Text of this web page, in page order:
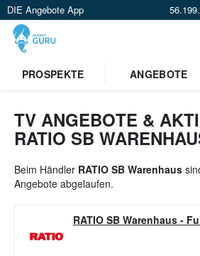
DIE Angebote App
Standort
PROSPEKTE ANGEBOTE
TV ANGEBOTE &
RATIO SB
Beim Händler RATIO SB Warenhaus
Angebote abgelaufen.
RATIO SB Warenhaus -